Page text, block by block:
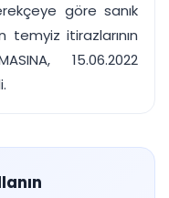
göre sanık
itirazlarının
15.06.2022